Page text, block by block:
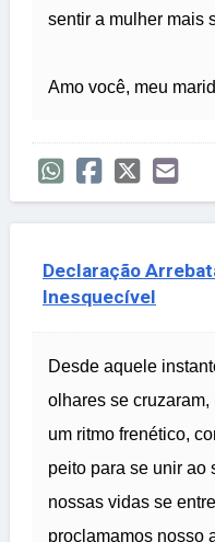
sentir a mulher mais
Amo você, meu
Declaração
Inesquecível
Desde aquele
olhares se
um ritmo frenético,
peito para se unir ao
nossas vidas se
proclamamos nosso